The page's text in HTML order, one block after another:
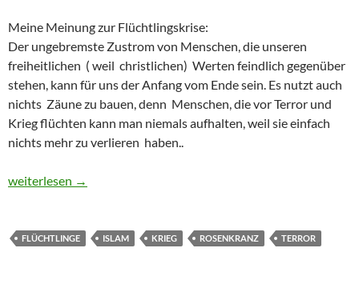
Meine Meinung zur Flüchtlingskrise:
Der ungebremste Zustrom von Menschen, die unseren
freiheitlichen ( weil christlichen) Werten feindlich gegenüber
stehen, kann für uns der Anfang vom Ende sein. Es nutzt auch
nichts Zäune zu bauen, denn Menschen, die vor Terror und
Krieg flüchten kann man niemals aufhalten, weil sie einfach
nichts mehr zu verlieren haben..
Der Anfang vom Ende?
weiterlesen →
FLÜCHTLINGE ISLAM KRIEG ROSENKRANZ TERROR